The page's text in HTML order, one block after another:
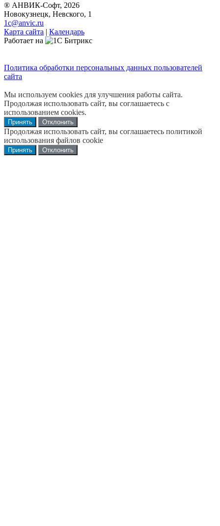
® АНВИК-Софт, 2026
Новокузнецк, Невского, 1
1c@anvic.ru
Карта сайта | Календарь
Работает на
Политика обработки персональных данных пользователей
сайта
Мы используем cookies для улучшения работы сайта.
Продолжая использовать сайт, вы соглашаетесь с
использованием cookies.
Принять Отклонить
Продолжая использовать сайт, вы соглашаетесь политикой
использования файлов cookie
Принять Отклонить